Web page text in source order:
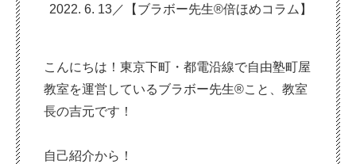
2022. 6. 13／【ブラボー先生®倍ほめコラム】
こんにちは！東京下町・都電沿線で自由塾町屋
教室を運営しているブラボー先生®こと、教室
長の吉元です！
自己紹介から！